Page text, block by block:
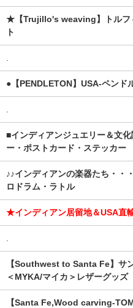
★【Trujillo's weaving】トルフ
ト
●【PENDLETON】USA-ペンド
■インディアンジュエリー＆文
ー・ポストカード・ステッカー
♪♪インディアンの楽器たち・・
ロドラム・ラトル
★インディアン居留地＆USA直
【Southwest to Santa Fe】サ
＜MYKA/マイカ＞レザーグッズ
【Santa Fe,Wood carving-